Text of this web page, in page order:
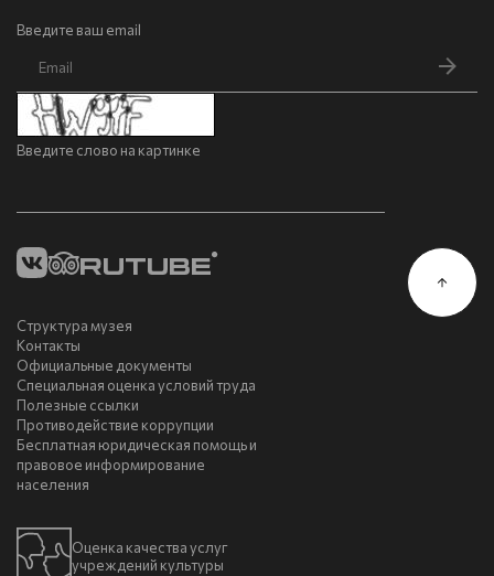
Введите ваш email
Введите слово на картинке
Структура музея
Контакты
Официальные документы
Специальная оценка условий труда
Полезные ссылки
Противодействие коррупции
Бесплатная юридическая помощь и
правовое информирование
населения
Оценка качества услуг
учреждений культуры